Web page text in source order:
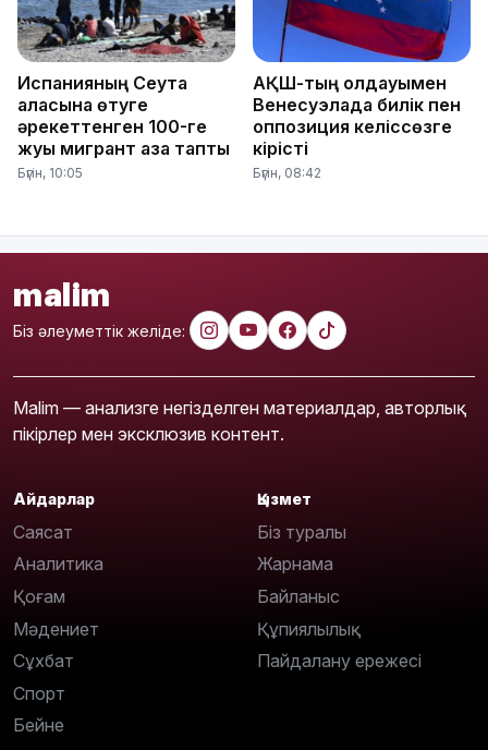
Испанияның Сеута
қаласына өтуге
әрекеттенген 100-ге
жуық мигрант қаза тапты
Бүгін, 10:05
АҚШ-тың қолдауымен
Венесуэлада билік пен
оппозиция келіссөзге
кірісті
Бүгін, 08:42
malim
Біз әлеуметтік желіде:
Malim — анализге негізделген материалдар, авторлық
пікірлер мен эксклюзив контент.
Айдарлар
Саясат
Аналитика
Қоғам
Мәдениет
Сұхбат
Спорт
Бейне
Қызмет
Біз туралы
Жарнама
Байланыс
Құпиялылық
Пайдалану ережесі